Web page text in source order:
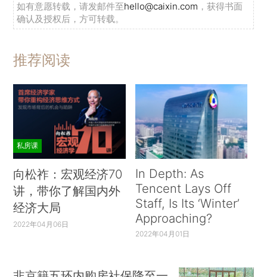
如有意愿转载，请发邮件至hello@caixin.com ，获得书面
确认及授权后，方可转载。
推荐阅读
私房课
向松祚：宏观经济70
讲，带你了解国内外
经济大局
2022年04月06日
In Depth: As
Tencent Lays Off
Staff, Is Its ‘Winter’
Approaching?
2022年04月01日